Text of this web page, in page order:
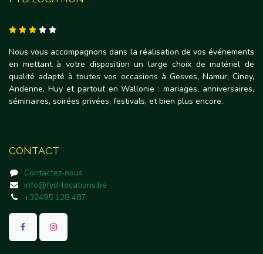
Nous vous accompagnons dans la réalisation de vos événements
en mettant à votre disposition un large choix de matériel de
qualité adapté à toutes vos occasions à Gesves, Namur, Ciney,
Andenne, Huy et partout en Wallonie : mariages, anniversaires,
séminaires, soirées privées, festivals, et bien plus encore.
CONTACT
Contactez-nous
info@fyd-locations.be
+32495 128 487